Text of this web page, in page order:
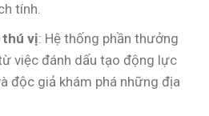
tính.
thú vị: Hệ thống phần thưởng
việc đánh dấu tạo động lực
độc giả khám phá những địa